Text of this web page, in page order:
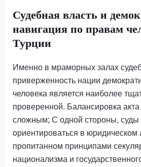
Судебная власть и
навигация по правам
Турции
Именно в мраморных залах
приверженность нации
человека является наиболее
проверенной. Балансировка акта
сложным; С одной стороны,
ориентироваться в
пропитанном принципами
национализма и